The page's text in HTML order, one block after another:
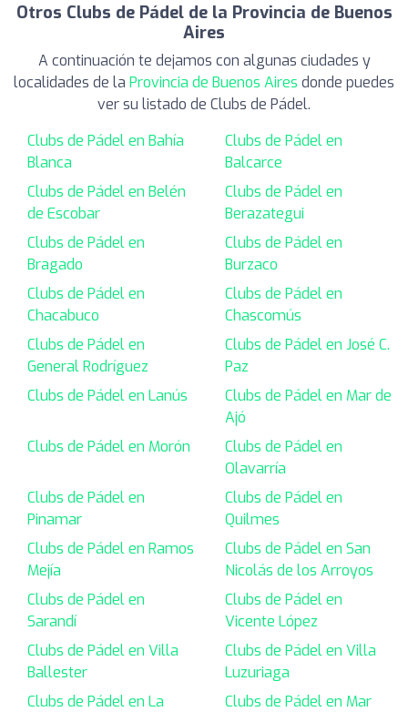
Otros Clubs de Pádel de la Provincia de Buenos
Aires
A continuación te dejamos con algunas ciudades y
localidades de la Provincia de Buenos Aires donde puedes
ver su listado de Clubs de Pádel.
Clubs de Pádel en Bahía
Blanca
Clubs de Pádel en
Balcarce
Clubs de Pádel en Belén
de Escobar
Clubs de Pádel en
Berazategui
Clubs de Pádel en
Bragado
Clubs de Pádel en
Burzaco
Clubs de Pádel en
Chacabuco
Clubs de Pádel en
Chascomús
Clubs de Pádel en
General Rodríguez
Clubs de Pádel en José C.
Paz
Clubs de Pádel en Lanús
Clubs de Pádel en Mar de
Ajó
Clubs de Pádel en Morón
Clubs de Pádel en
Olavarría
Clubs de Pádel en
Pinamar
Clubs de Pádel en
Quilmes
Clubs de Pádel en Ramos
Mejía
Clubs de Pádel en San
Nicolás de los Arroyos
Clubs de Pádel en
Sarandí
Clubs de Pádel en
Vicente López
Clubs de Pádel en Villa
Ballester
Clubs de Pádel en Villa
Luzuriaga
Clubs de Pádel en La
Clubs de Pádel en Mar